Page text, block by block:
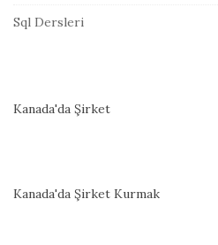
Sql Dersleri
Kanada'da Şirket
Kanada'da Şirket Kurmak